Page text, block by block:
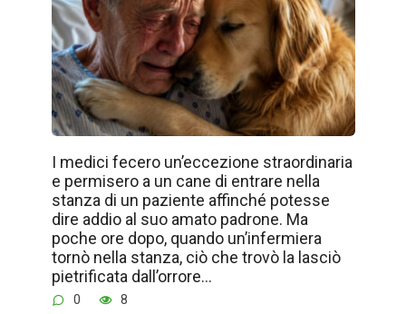
I medici fecero un’eccezione straordinaria
e permisero a un cane di entrare nella
stanza di un paziente affinché potesse
dire addio al suo amato padrone. Ma
poche ore dopo, quando un’infermiera
tornò nella stanza, ciò che trovò la lasciò
pietrificata dall’orrore…
0 8